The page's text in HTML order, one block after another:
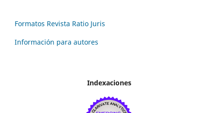
Formatos Revista Ratio Juris
Información para autores
Indexaciones